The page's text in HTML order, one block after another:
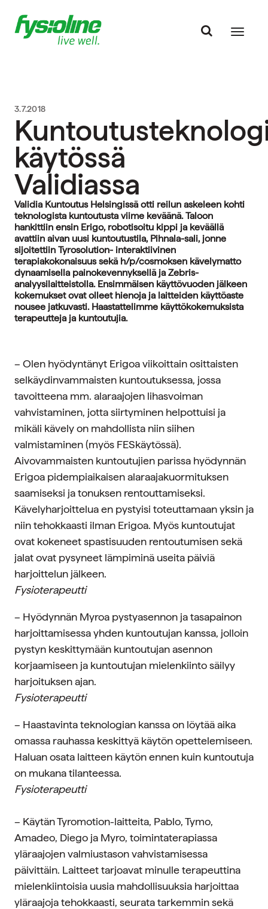
3.7.2018
käytössä
Validiassa
Validia Kuntoutus Helsingissä otti reilun askeleen kohti
teknologista kuntoutusta viime keväänä. Taloon
hankittiin ensin Erigo, robotisoitu kippi ja keväällä
avattiin aivan uusi kuntoutustila, Pihnala-sali, jonne
sijoitettiin Tyrosolution- interaktiivinen
terapiakokonaisuus sekä h/p/cosmoksen kävelymatto
dynaamisella painokevennyksellä ja Zebris-
analyysilaitteistolla. Ensimmäisen käyttövuoden jälkeen
kokemukset ovat olleet hienoja ja laitteiden käyttöaste
nousee jatkuvasti. Haastattelimme käyttökokemuksista
terapeutteja ja kuntoutujia.
– Olen hyödyntänyt Erigoa viikoittain osittaisten
selkäydinvammaisten kuntoutuksessa, jossa
tavoitteena mm. alaraajojen lihasvoiman
vahvistaminen, jotta siirtyminen helpottuisi ja
mikäli kävely on mahdollista niin siihen
valmistaminen (myös FESkäytössä).
Aivovammaisten kuntoutujien parissa hyödynnän
Erigoa pidempiaikaisen alaraajakuormituksen
saamiseksi ja tonuksen rentouttamiseksi.
Kävelyharjoittelua en pystyisi toteuttamaan yksin ja
niin tehokkaasti ilman Erigoa. Myös kuntoutujat
ovat kokeneet spastisuuden rentoutumisen sekä
jalat ovat pysyneet lämpiminä useita päiviä
harjoittelun jälkeen.
Fysioterapeutti
– Hyödynnän Myroa pystyasennon ja tasapainon
harjoittamisessa yhden kuntoutujan kanssa, jolloin
pystyn keskittymään kuntoutujan asennon
korjaamiseen ja kuntoutujan mielenkiinto säilyy
harjoituksen ajan.
Fysioterapeutti
– Haastavinta teknologian kanssa on löytää aika
omassa rauhassa keskittyä käytön opettelemiseen.
Haluan osata laitteen käytön ennen kuin kuntoutuja
on mukana tilanteessa.
Fysioterapeutti
– Käytän Tyromotion-laitteita, Pablo, Tymo,
Amadeo, Diego ja Myro, toimintaterapiassa
yläraajojen valmiustason vahvistamisessa
päivittäin. Laitteet tarjoavat minulle terapeuttina
mielenkiintoisia uusia mahdollisuuksia harjoittaa
yläraajoja tehokkaasti, seurata tarkemmin sekä